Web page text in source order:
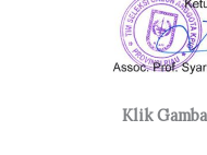
Klik